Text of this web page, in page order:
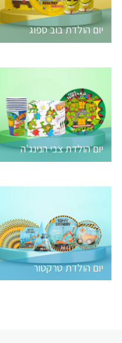
יום הולדת בוב ספוג
יום הולדת צבי הנינג'ה
יום הולדת טרקטור